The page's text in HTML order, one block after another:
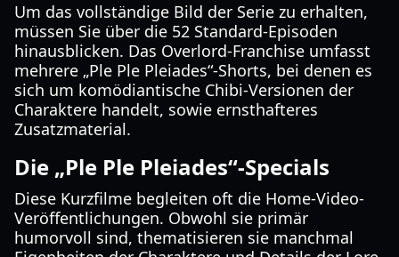
Um das vollständige Bild der Serie zu erhalten,
müssen Sie über die 52 Standard-Episoden
hinausblicken. Das Overlord-Franchise umfasst
mehrere „Ple Ple Pleiades“-Shorts, bei denen es
sich um komödiantische Chibi-Versionen der
Charaktere handelt, sowie ernsthafteres
Zusatzmaterial.
Die „Ple Ple Pleiades“-Specials
Diese Kurzfilme begleiten oft die Home-Video-
Veröffentlichungen. Obwohl sie primär
humorvoll sind, thematisieren sie manchmal